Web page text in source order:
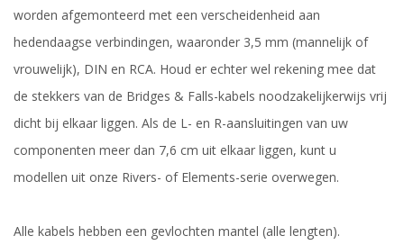
worden afgemonteerd met een verscheidenheid aan
hedendaagse verbindingen, waaronder 3,5 mm (mannelijk of
vrouwelijk), DIN en RCA. Houd er echter wel rekening mee dat
de stekkers van de Bridges & Falls-kabels noodzakelijkerwijs vrij
dicht bij elkaar liggen. Als de L- en R-aansluitingen van uw
componenten meer dan 7,6 cm uit elkaar liggen, kunt u
modellen uit onze Rivers- of Elements-serie overwegen.
Alle kabels hebben een gevlochten mantel (alle lengten).